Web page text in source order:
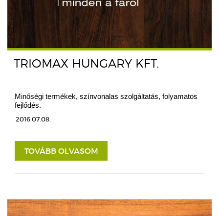
TRIOMAX HUNGARY KFT.
Minőségi termékek, színvonalas szolgáltatás, folyamatos
fejlődés.
2016.07.08.
TOVÁBB OLVASOM